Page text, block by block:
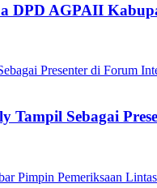
DPD AGPAII
Tampil Sebagai